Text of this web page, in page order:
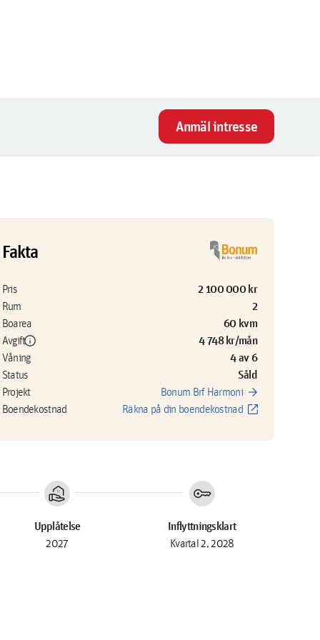
Anmäl intresse
Fakta
Pris 2 100 000 kr
Rum 2
Boarea 60 kvm
Avgiftinfo 4 748 kr/mån
Våning 4 av 6
Status Såld
Projekt Bonum Brf Harmoni arrow_forward
Boendekostnad Räkna på din boendekostnad open_in_new
real_estate_agent
Upplåtelse
2027
key
Inflyttningsklart
Kvartal 2, 2028